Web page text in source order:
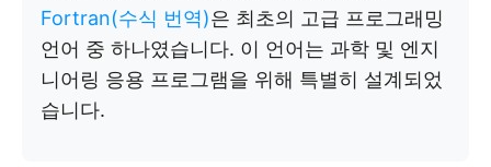
Fortran(수식 번역)은 최초의 고급 프로그래밍
언어 중 하나였습니다. 이 언어는 과학 및 엔지
니어링 응용 프로그램을 위해 특별히 설계되었
습니다.